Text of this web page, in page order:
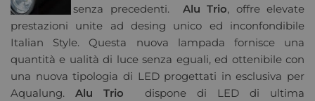
senza precedenti. Alu Trio, offre elevate
prestazioni unite ad desing unico ed inconfondibile
Italian Style. Questa nuova lampada fornisce una
quantità e ualità di luce senza eguali, ed ottenibile con
una nuova tipologia di LED progettati in esclusiva per
Aqualung. Alu Trio dispone di LED di ultima